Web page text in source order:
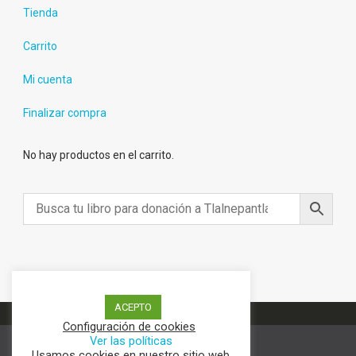
Tienda
Carrito
Mi cuenta
Finalizar compra
No hay productos en el carrito.
ACEPTO
Configuración de cookies
Ver las políticas